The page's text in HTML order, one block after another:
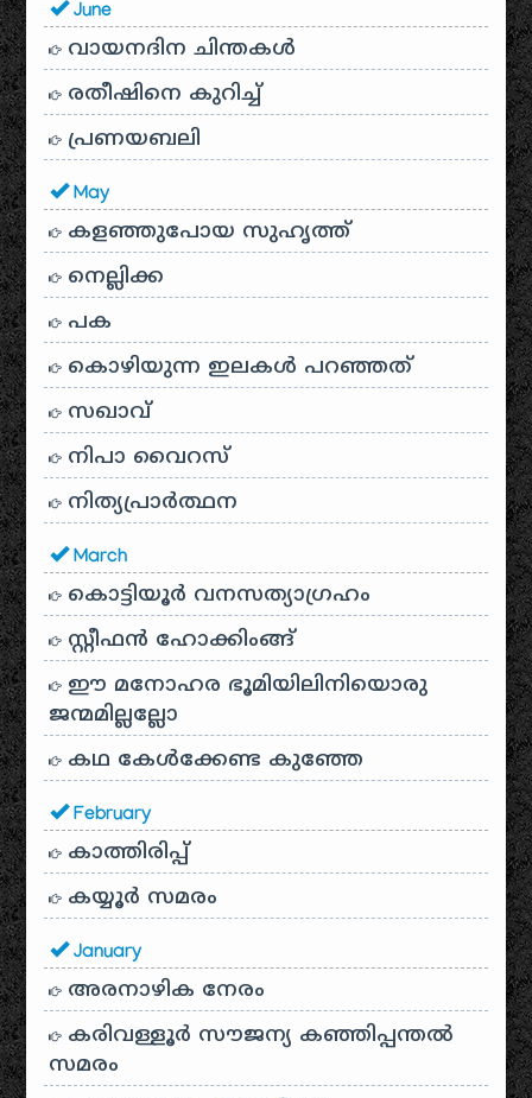
June
വായനദിന ചിന്തകൾ
രതീഷിനെ കുറിച്ച്
പ്രണയബലി
May
കളഞ്ഞുപോയ സുഹൃത്ത്
നെല്ലിക്ക
പക
കൊഴിയുന്ന ഇലകൾ പറഞ്ഞത്
സഖാവ്
നിപാ വൈറസ്
നിത്യപ്രാർത്ഥന
March
കൊട്ടിയൂർ വനസത്യാഗ്രഹം
സ്റ്റീഫൻ ഹോക്കിംങ്ങ്
ഈ മനോഹര ഭൂമിയിലിനിയൊരു
ജന്മമില്ലല്ലോ
കഥ കേൾക്കേണ്ട കുഞ്ഞേ
February
കാത്തിരിപ്പ്
കയ്യൂർ സമരം
January
അരനാഴിക നേരം
കരിവള്ളൂർ സൗജന്യ കഞ്ഞിപ്പന്തൽ
സമരം